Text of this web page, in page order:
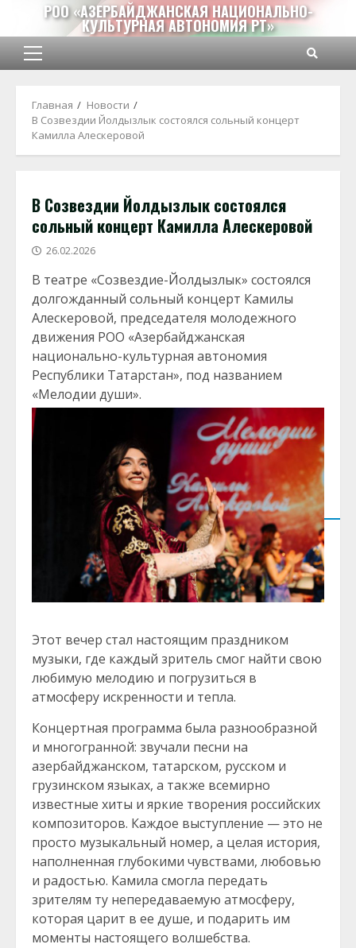
Перейти
содержимому
РОО «АЗЕРБАЙДЖАНСКАЯ НАЦИОНАЛЬНО-
КУЛЬТУРНАЯ АВТОНОМИЯ РТ»
Основное
Главная
Новости
В Созвездии Йолдызлык состоялся сольный концерт
Камилла Алескеровой
В Созвездии Йолдызлык состоялся
сольный концерт Камилла Алескеровой
26.02.2026
В театре «Созвездие-Йолдызлык» состоялся
долгожданный сольный концерт Камилы
Алескеровой, председателя молодежного
движения РОО «Азербайджанская
национально-культурная автономия
Республики Татарстан», под названием
«Мелодии души».
Этот вечер стал настоящим праздником
музыки, где каждый зритель смог найти свою
любимую мелодию и погрузиться в
атмосферу искренности и тепла.
Концертная программа была разнообразной
и многогранной: звучали песни на
азербайджанском, татарском, русском и
грузинском языках, а также всемирно
известные хиты и яркие творения российских
композиторов. Каждое выступление — это не
просто музыкальный номер, а целая история,
наполненная глубокими чувствами, любовью
и радостью. Камила смогла передать
зрителям ту непередаваемую атмосферу,
которая царит в ее душе, и подарить им
моменты настоящего волшебства.